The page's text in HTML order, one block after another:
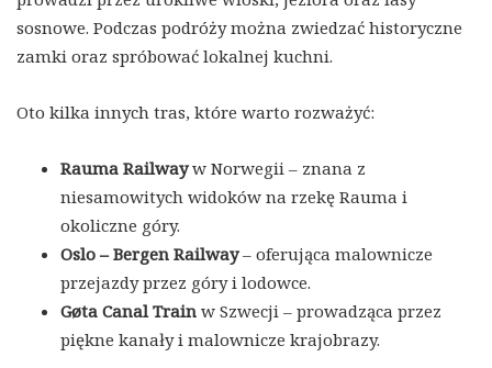
sosnowe. Podczas podróży można zwiedzać historyczne
zamki oraz spróbować lokalnej kuchni.
Oto kilka innych tras, które warto rozważyć:
Rauma Railwayw Norwegii – znana z
niesamowitych widoków na rzekę Rauma i
okoliczne góry.
Oslo – Bergen Railway– oferująca malownicze
przejazdy przez góry i lodowce.
Gøta Canal Train w Szwecji – prowadząca przez
piękne kanały i malownicze krajobrazy.